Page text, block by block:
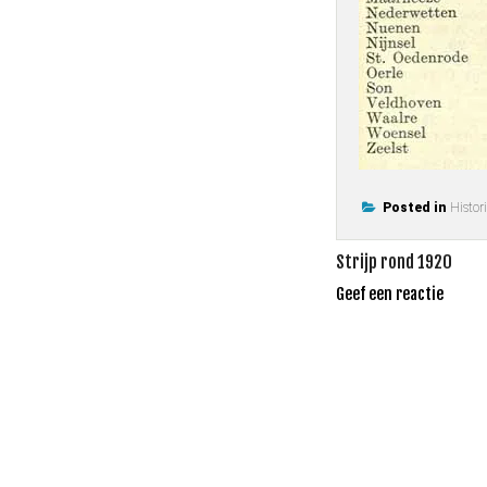
Posted in
Bericht
navigatie
Strijp rond 1920
Geef een reactie